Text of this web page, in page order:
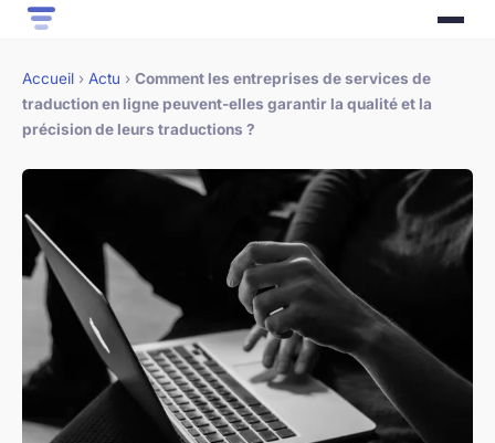
Accueil › Actu › Comment les entreprises de services de
traduction en ligne peuvent-elles garantir la qualité et la
précision de leurs traductions ?